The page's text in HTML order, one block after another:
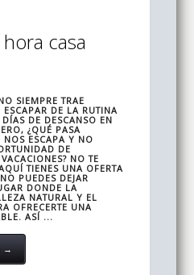
casa
SIEMPRE TRAE
DE LA RUTINA
DE DESCANSO EN
¿QUÉ PASA
ESCAPA Y NO
DE
NO TE
TIENES UNA OFERTA
PUEDES DEJAR
DONDE LA
NATURAL Y EL
OFRECERTE UNA
ASÍ ...
→